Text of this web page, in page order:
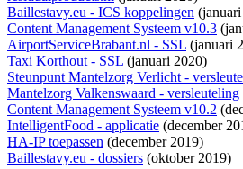
Baillestavy.eu - ICS koppelingen
Content Management Systeem v10.3
AirportServiceBrabant.nl - SSL (januari
Taxi Korthout - SSL (januari 2020)
Steunpunt Mantelzorg Verlicht -
Mantelzorg Valkenswaard - versleuteling
Content Management Systeem v10.2
IntelligentFood - applicatie (december
HA-IP toepassen (december 2019)
Baillestavy.eu - dossiers (oktober 2019)